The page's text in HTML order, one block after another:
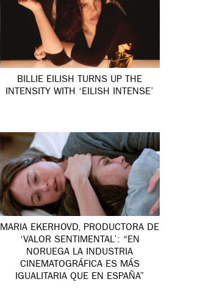
BILLIE EILISH TURNS UP THE
INTENSITY WITH ‘EILISH INTENSE’
MARIA EKERHOVD, PRODUCTORA DE
‘VALOR SENTIMENTAL’: “EN
NORUEGA LA INDUSTRIA
CINEMATOGRÁFICA ES MÁS
IGUALITARIA QUE EN ESPAÑA”